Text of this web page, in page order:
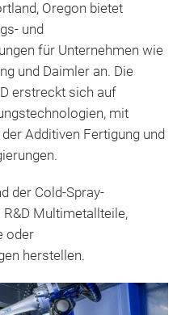
Oregon bietet
und
für Unternehmen wie
und Daimler an. Die
erstreckt sich auf
mit
Additiven Fertigung und
der Cold-Spray-
Multimetallteile,
oder
herstellen.